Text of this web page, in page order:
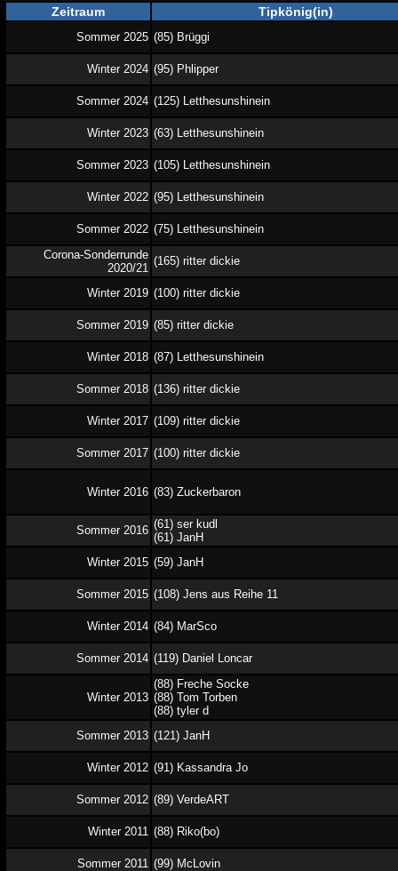
Zeitraum Tipkönig(in)
Sommer 2025 (85) Brüggi
Winter 2024 (95) Phlipper
Sommer 2024 (125) Letthesunshinein
Winter 2023 (63) Letthesunshinein
Sommer 2023 (105) Letthesunshinein
Winter 2022 (95) Letthesunshinein
Sommer 2022 (75) Letthesunshinein
Corona-Sonderrunde
2020/21
(165) ritter dickie
Winter 2019 (100) ritter dickie
Sommer 2019 (85) ritter dickie
Winter 2018 (87) Letthesunshinein
Sommer 2018 (136) ritter dickie
Winter 2017 (109) ritter dickie
Sommer 2017 (100) ritter dickie
Winter 2016 (83) Zuckerbaron
Sommer 2016 (61) ser kudl
(61) JanH
Winter 2015 (59) JanH
Sommer 2015 (108) Jens aus Reihe 11
Winter 2014 (84) MarSco
Sommer 2014 (119) Daniel Loncar
Winter 2013
(88) Freche Socke
(88) Tom Torben
(88) tyler d
Sommer 2013 (121) JanH
Winter 2012 (91) Kassandra Jo
Sommer 2012 (89) VerdeART
Winter 2011 (88) Riko(bo)
Sommer 2011 (99) McLovin